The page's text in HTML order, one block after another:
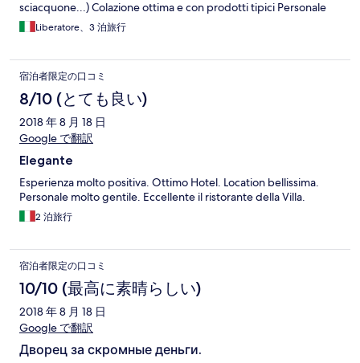
sciacquone...) Colazione ottima e con prodotti tipici Personale
cortese e disponibile Sicuramente da tenere in considerazione
per i prox viaggi
Liberatore、3 泊旅行
宿泊者限定の口コミ
8/10 (とても良い)
2018 年 8 月 18 日
Google で翻訳
Elegante
Esperienza molto positiva. Ottimo Hotel. Location bellissima.
Personale molto gentile. Eccellente il ristorante della Villa.
2 泊旅行
宿泊者限定の口コミ
10/10 (最高に素晴らしい)
2018 年 8 月 18 日
Google で翻訳
Дворец за скромные деньги.